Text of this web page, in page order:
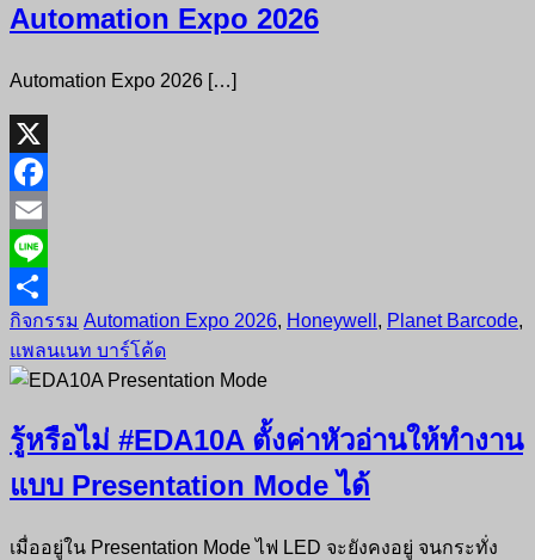
Automation Expo 2026
Automation Expo 2026 […]
X
Facebook
Email
Line
Share
กิจกรรม Automation Expo 2026, Honeywell , Planet Barcode,
แพลนเนท บาร์โค้ด
รู้หรือไม่ #EDA10A ตั้งค่าหัวอ่านให้ทำงาน
แบบ Presentation Mode ได้
เมื่ออยู่ใน Presentation Mode ไฟ LED จะยังคงอยู่ จนกระทั่ง